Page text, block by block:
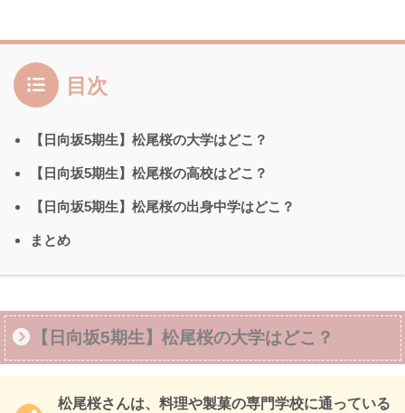
目次
【日向坂5期生】松尾桜の大学はどこ？
【日向坂5期生】松尾桜の高校はどこ？
【日向坂5期生】松尾桜の出身中学はどこ？
まとめ
【日向坂5期生】松尾桜の大学はどこ？
松尾桜さんは、料理や製菓の専門学校に通っている